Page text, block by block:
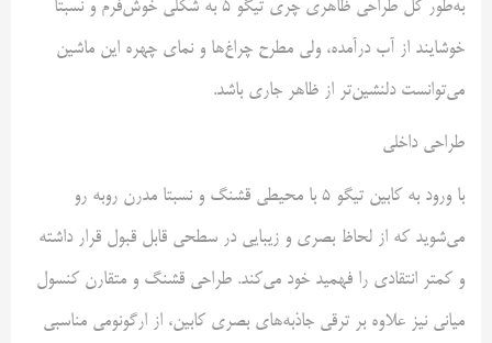
به‌طور کل طراحی ظاهری چری تیگو ۵ به شکلی خوش‌فرم و نسبتا
خوشایند از آب درآمده، ولی مطرح چراغ‌ها و نمای چهره این ماشین
می‌توانست دلنشین‌تر از ظاهر جاری باشد.
طراحی داخلی
با ورود به کابین تیگو ۵ با محیطی قشنگ و نسبتا مدرن روبه رو
می‌شوید که از لحاظ بصری و زیبایی در سطحی قابل قبول قرار داشته
و کمتر انتقادی را فهمید خود می‌کند. طراحی قشنگ و متقارن کنسول
میانی نیز علاوه بر ترقی جاذبه‌های بصری کابین، از ارگونومی مناسبی